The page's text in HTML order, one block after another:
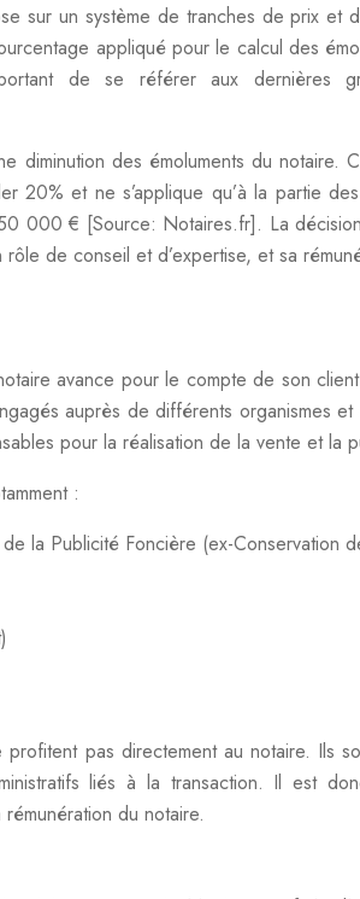
sur un système de tranches de prix et
appliqué pour le calcul des
de se référer aux dernières
diminution des émoluments du notaire.
et ne s’applique qu’à la partie
000 € [Source: Notaires.fr]. La
de conseil et d’expertise, et sa
avance pour le compte de son
auprès de différents organismes
pour la réalisation de la vente et la
:
la Publicité Foncière (ex-Conservation
pas directement au notaire. Ils
liés à la transaction. Il est
du notaire.